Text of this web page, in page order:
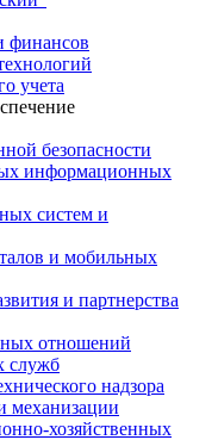
финансов
учета
безопасности
информационных
систем и
и мобильных
и партнерства
отношений
служб
надзора
механизации
хозяйственных